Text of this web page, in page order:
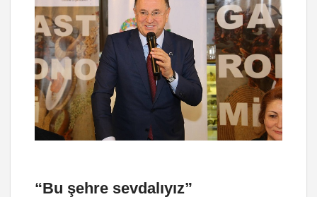
“Bu şehre sevdalıyız”